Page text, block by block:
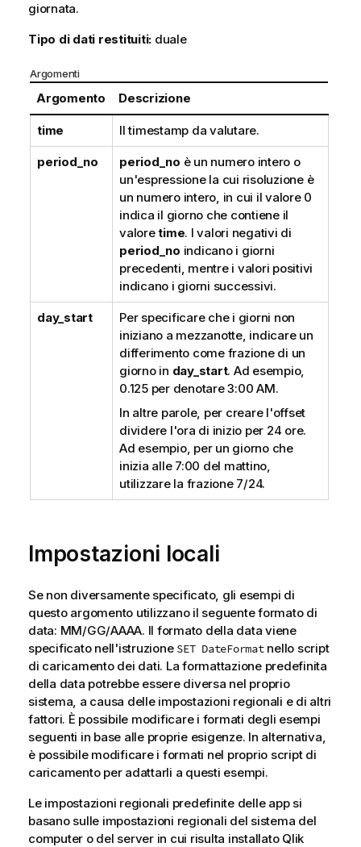
giornata.
Tipo di dati restituiti: duale
Argomenti
Argomento Descrizione
time Il timestamp da valutare.
period_no period_no è un numero intero o
un'espressione la cui risoluzione è
un numero intero, in cui il valore 0
indica il giorno che contiene il
valoretime. I valori negativi di
period_no indicano i giorni
precedenti, mentre i valori positivi
indicano i giorni successivi.
day_start
Per specificare che i giorni non
iniziano a mezzanotte, indicare un
differimento come frazione di un
giorno in day_start. Ad esempio,
0.125 per denotare 3:00 AM.
In altre parole, per creare l'offset
dividere l'ora di inizio per 24 ore.
Ad esempio, per un giorno che
inizia alle 7:00 del mattino,
utilizzare la frazione 7/24.
Impostazioni locali
Se non diversamente specificato, gli esempi di
questo argomento utilizzano il seguente formato di
data: MM/GG/AAAA. Il formato della data viene
specificato nell'istruzione SET DateFormatnello script
di caricamento dei dati. La formattazione predefinita
della data potrebbe essere diversa nel proprio
sistema, a causa delle impostazioni regionali e di altri
fattori. È possibile modificare i formati degli esempi
seguenti in base alle proprie esigenze. In alternativa,
è possibile modificare i formati nel proprio script di
caricamento per adattarli a questi esempi.
Le impostazioni regionali predefinite delle app si
basano sulle impostazioni regionali del sistema del
computer o del server in cui risulta installato Qlik